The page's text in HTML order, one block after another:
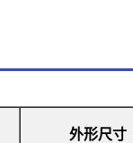
外形尺寸